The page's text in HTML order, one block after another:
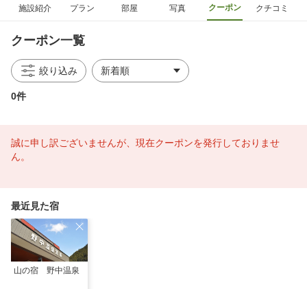
施設紹介 プラン 部屋 写真 クーポン クチコミ
クーポン一覧
絞り込み
0件
誠に申し訳ございませんが、現在クーポンを発行しておりませ
ん。
最近見た宿
山の宿 野中温泉